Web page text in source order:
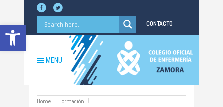
Abrir barra de herramientas CONTACTO
MENU
Home
Formación